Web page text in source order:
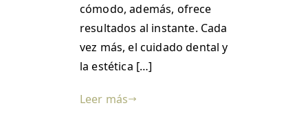
cómodo, además, ofrece
resultados al instante. Cada
vez más, el cuidado dental y
la estética […]
Leer más